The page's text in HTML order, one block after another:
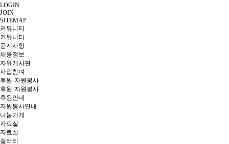
LOGIN
JOIN
SITEMAP
커뮤니티
커뮤니티
공지사항
채용정보
자유게시판
사업참여
후원·자원봉사
후원·자원봉사
후원안내
자원봉사안내
나눔가게
자료실
자료실
갤러리